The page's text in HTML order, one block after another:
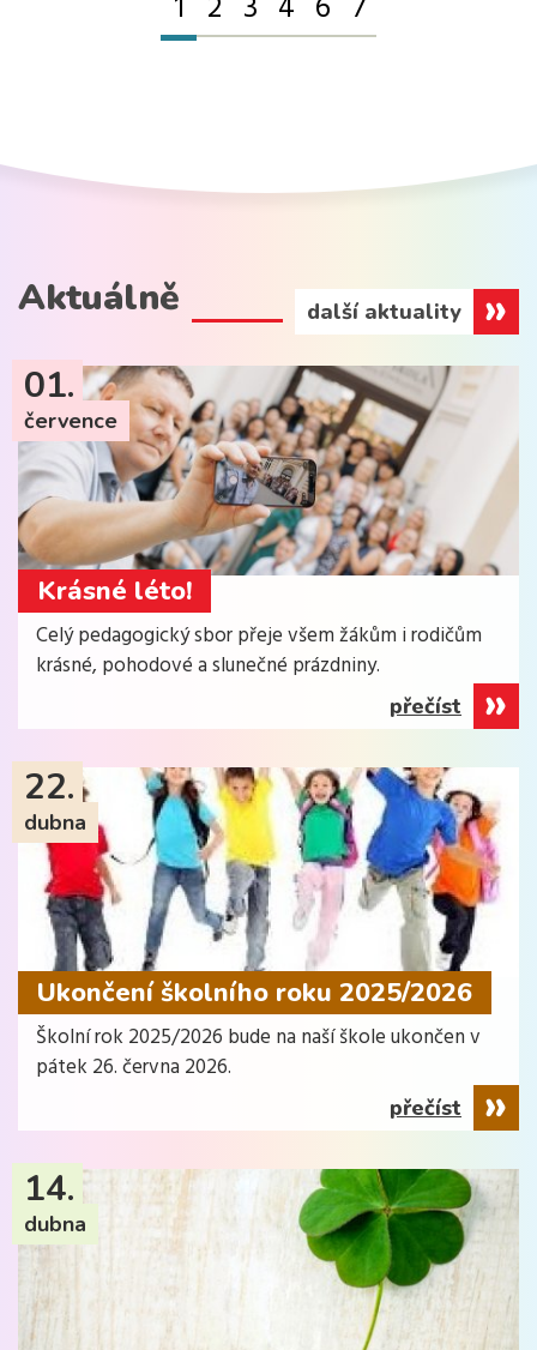
1 2 3 4 6 7
Aktuálně další aktuality
Krásné léto!
01.
července
Celý pedagogický sbor přeje všem žákům i rodičům
krásné, pohodové a slunečné prázdniny.
přečíst
Ukončení školního roku 2025/2026
22.
dubna
Školní rok 2025/2026 bude na naší škole ukončen v
pátek 26. června 2026.
přečíst
14.
dubna